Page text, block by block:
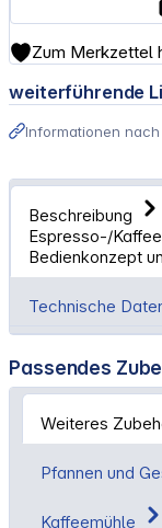
Zum Merkzettel
weiterführende
Informationen nach
Beschreibung
Espresso-/
Bedienkonzept
Technische
Passendes
Weiteres
Pfannen und
Kaffeemühle